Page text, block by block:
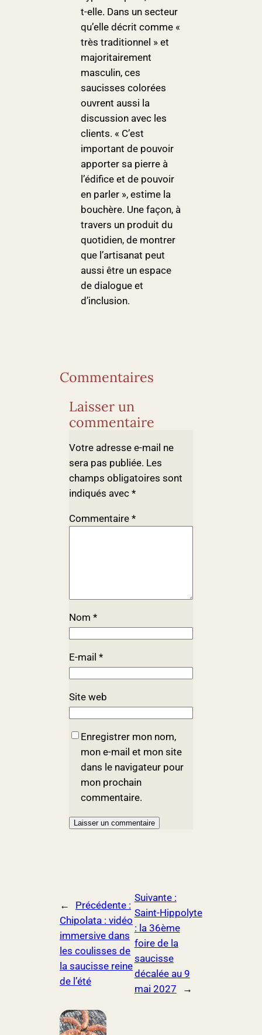
t-elle. Dans un secteur
qu’elle décrit comme «
très traditionnel » et
majoritairement
masculin, ces
saucisses colorées
ouvrent aussi la
discussion avec les
clients. « C’est
important de pouvoir
apporter sa pierre à
l’édifice et de pouvoir
en parler », estime la
bouchère. Une façon, à
travers un produit du
quotidien, de montrer
que l’artisanat peut
aussi être un espace
de dialogue et
d’inclusion.
Commentaires
Laisser un
commentaire
Votre adresse e-mail ne
sera pas publiée. Les
champs obligatoires sont
indiqués avec*
Commentaire*
Nom*
E-mail*
Site web
Enregistrer mon nom,
mon e-mail et mon site
dans le navigateur pour
mon prochain
commentaire.
←
Précédente :
Chipolata : vidéo
immersive dans
les coulisses de
la saucisse reine
de l’été
Suivante :
Saint-Hippolyte
: la 36ème
foire de la
saucisse
décalée au 9
mai 2027
→